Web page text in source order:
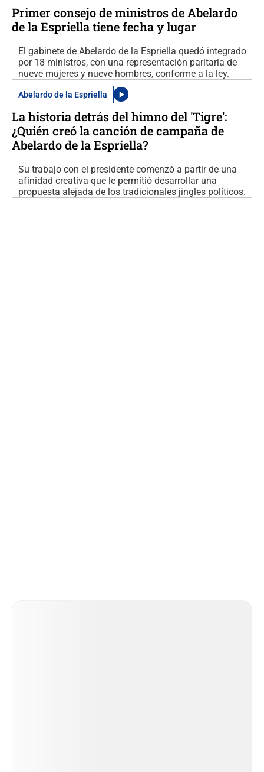
Primer consejo de ministros de Abelardo
de la Espriella tiene fecha y lugar
El gabinete de Abelardo de la Espriella quedó integrado
por 18 ministros, con una representación paritaria de
nueve mujeres y nueve hombres, conforme a la ley.
Abelardo de la Espriella
La historia detrás del himno del 'Tigre':
¿Quién creó la canción de campaña de
Abelardo de la Espriella?
Su trabajo con el presidente comenzó a partir de una
afinidad creativa que le permitió desarrollar una
propuesta alejada de los tradicionales jingles políticos.